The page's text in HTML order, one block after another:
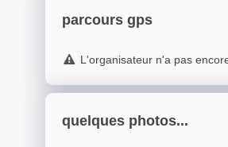
parcours gps
L'organisateur n'a pas
quelques photos...